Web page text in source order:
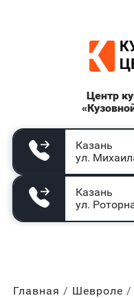
Центр
Казань
ул.
Казань
ул.
Главная Шевроле